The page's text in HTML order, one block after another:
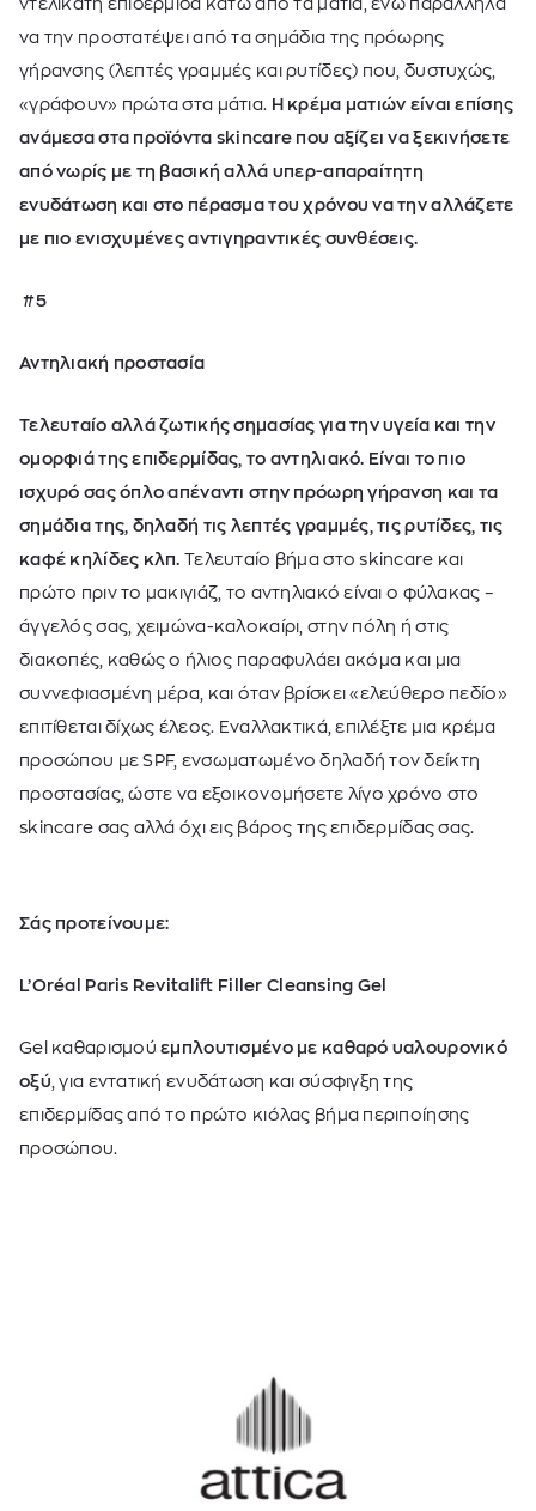
ντελικάτη επιδερμίδα κάτω από τα μάτια, ενώ παράλληλα
να την προστατέψει από τα σημάδια της πρόωρης
γήρανσης (λεπτές γραμμές και ρυτίδες) που, δυστυχώς,
«γράφουν» πρώτα στα μάτια. Η κρέμα ματιών είναι επίσης
ανάμεσα στα προϊόντα skincare που αξίζει να ξεκινήσετε
από νωρίς με τη βασική αλλά υπερ-απαραίτητη
ενυδάτωση και στο πέρασμα του χρόνου να την αλλάζετε
με πιο ενισχυμένες αντιγηραντικές συνθέσεις.
#5
Αντηλιακή προστασία
Τελευταίο αλλά ζωτικής σημασίας για την υγεία και την
ομορφιά της επιδερμίδας, το αντηλιακό. Είναι το πιο
ισχυρό σας όπλο απέναντι στην πρόωρη γήρανση και τα
σημάδια της, δηλαδή τις λεπτές γραμμές, τις ρυτίδες, τις
καφέ κηλίδες κλπ. Τελευταίο βήμα στο skincare και
πρώτο πριν το μακιγιάζ, το αντηλιακό είναι ο φύλακας –
άγγελός σας, χειμώνα-καλοκαίρι, στην πόλη ή στις
διακοπές, καθώς ο ήλιος παραφυλάει ακόμα και μια
συννεφιασμένη μέρα, και όταν βρίσκει «ελεύθερο πεδίο»
επιτίθεται δίχως έλεος. Εναλλακτικά, επιλέξτε μια κρέμα
προσώπου με SPF, ενσωματωμένο δηλαδή τον δείκτη
προστασίας, ώστε να εξοικονομήσετε λίγο χρόνο στο
skincare σας αλλά όχι εις βάρος της επιδερμίδας σας.
Σάς προτείνουμε:
L’Oréal Paris Revitalift Filler Cleansing Gel
Gel καθαρισμούεμπλουτισμένο με καθαρό υαλουρονικό
οξύ , για εντατική ενυδάτωση και σύσφιγξη της
επιδερμίδας από το πρώτο κιόλας βήμα περιποίησης
προσώπου.